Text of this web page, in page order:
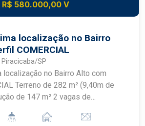
R$ 580.000,00 V
localização no Bairro
COMERCIAL
SP
localização no Bairro Alto com
(9,40m de
147 m² 2 vagas de
3 dormitórios 1